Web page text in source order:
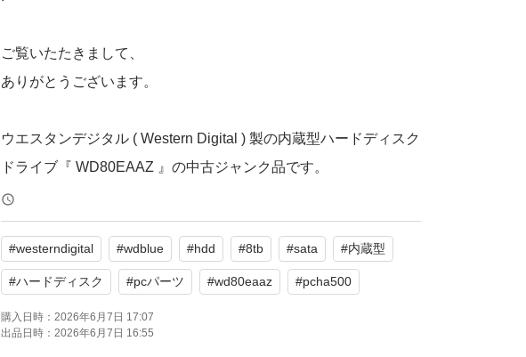
ご覧いたたきまして、
ありがとうございます。
ウエスタンデジタル ( Western Digital ) 製の内蔵型ハードディスク
ドライブ『 WD80EAAZ 』の中古ジャンク品です。
使用時間は短く、認識、動作はしますが、Diskinfoで「注意」が
でておりますのでジャンクとして出品いたします。
シリーズ：WD Blue
容量：8TB
#westerndigital #wdblue #hdd #8tb #sata #内蔵型
#ハードディスク #pcパーツ #wd80eaaz #pcha500
購入日時： 2026年6月7日 17:07
出品日時： 2026年6月7日 16:55